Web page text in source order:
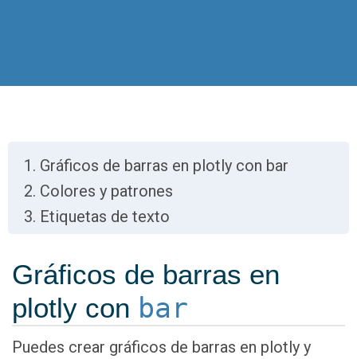
Gráficos de barras en plotly con bar
Colores y patrones
Etiquetas de texto
Gráficos de barras en
plotly con bar
Puedes crear gráficos de barras en plotly y